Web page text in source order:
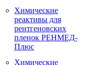
Химические
реактивы для
рентгеновских
пленок РЕНМЕД-
Плюс
Химические